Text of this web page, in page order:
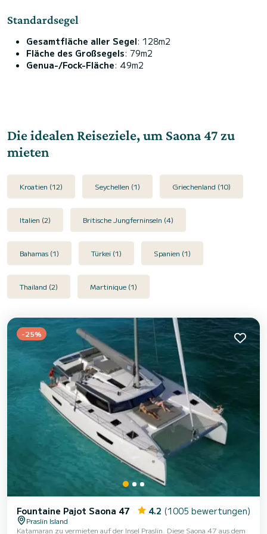
Standardsegel
Gesamtfläche aller Segel: 128m2
Fläche des Großsegels: 79m2
Genua-/Fock-Fläche: 49m2
Die idealen Reiseziele, um Saona 47 zu
mieten
Kroatien (12) Seychellen (1) Griechenland (10)
Italien (2) Britische Jungferninseln (4)
Bahamas (1) Türkei (1) Spanien (1)
Thailand (2) Martinique (1)
-25%
Fountaine Pajot Saona 47 4.2 (1005 bewertungen)
Praslin Island
Katamaran zu vermieten auf der Insel Praslin. Diese Saona 47 aus dem